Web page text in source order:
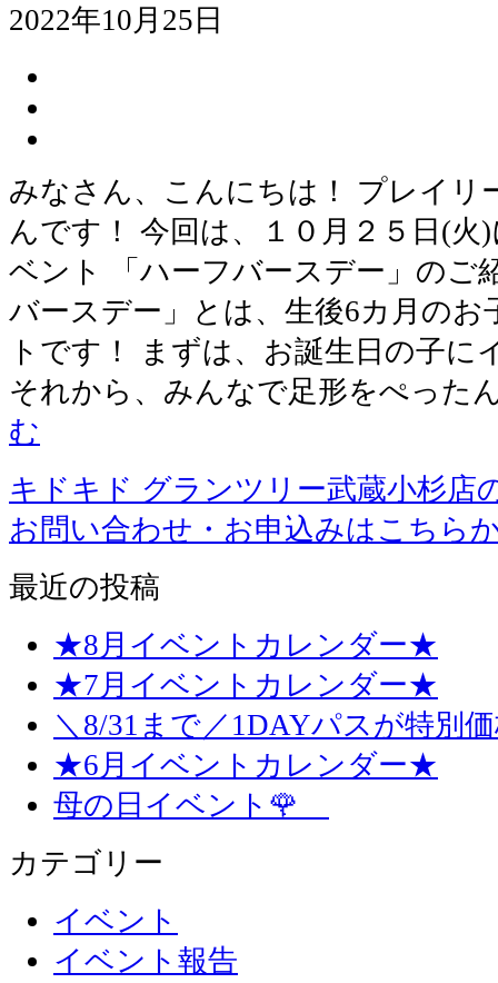
2022年10月25日
みなさん、こんにちは！ プレイリ
んです！ 今回は、１０月２５日(
ベント 「ハーフバースデー」のご
バースデー」とは、生後6カ月の
トです！ まずは、お誕生日の子に
それから、みんなで足形をぺった
む
キドキド グランツリー武蔵小杉店
お問い合わせ・お申込みはこちら
最近の投稿
★8月イベントカレンダー★
★7月イベントカレンダー★
＼8/31まで／1DAYパスが特別
★6月イベントカレンダー★
母の日イベント🌹
カテゴリー
イベント
イベント報告